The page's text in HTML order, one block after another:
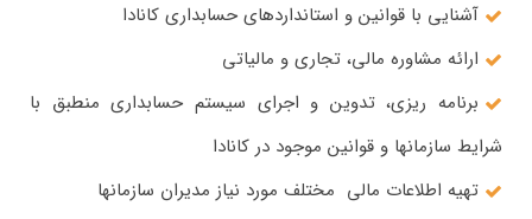
آشنایی با قوانین و استانداردهای حسابداری کانادا
ارائه مشاوره مالی، تجاری و مالیاتی
برنامه ریزی، تدوین و اجرای سیستم‌ حسابداری منطبق با
شرایط سازمانها و قوانین موجود در کانادا
تهیه اطلاعات مالی مختلف مورد نیاز مدیران سازمانها